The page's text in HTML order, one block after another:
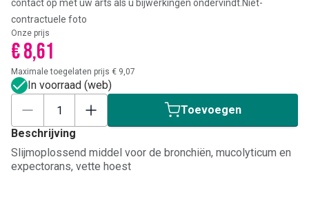
contact op met uw arts als u bijwerkingen ondervindt. Niet-
contractuele foto
Onze prijs
€ 8,61
Maximale toegelaten prijs € 9,07
In voorraad (web)
Toevoegen
Beschrijving
Slijmoplossend middel voor de bronchiën, mucolyticum en
expectorans, vette hoest